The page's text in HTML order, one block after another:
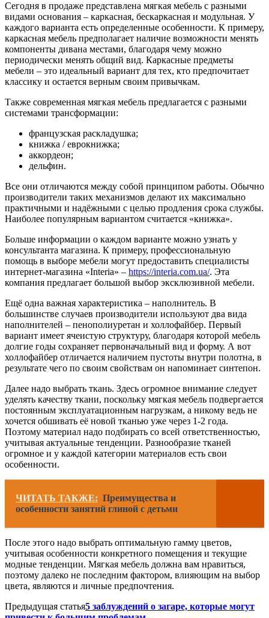
Сегодня в продаже представлена мягкая мебель с разными
видами основания – каркасная, бескаркасная и модульная. У
каждого варианта есть определенные особенности. К примеру,
каркасная мебель предполагает наличие возможности менять
компоненты дивана местами, благодаря чему можно
периодически менять общий вид. Каркасные предметы
мебели – это идеальный вариант для тех, кто предпочитает
классику и остается верным своим привычкам.
Также современная мягкая мебель предлагается с разными
системами трансформации:
французская раскладушка;
книжка / еврокнижка;
аккордеон;
дельфин.
Все они отличаются между собой принципом работы. Обычно
производители таких механизмов делают их максимально
практичными и надёжными с целью продления срока службы.
Наиболее популярным вариантом считается «книжка».
Больше информации о каждом варианте можно узнать у
консультанта магазина. К примеру, профессиональную
помощь в выборе мебели могут предоставить специалисты
интернет-магазина «Interia» – https://interia.com.ua/. Эта
компания предлагает большой выбор эксклюзивной мебели.
Ещё одна важная характеристика – наполнитель. В
большинстве случаев производители используют два вида
наполнителей – пенополиуретан и холлофайбер. Первый
вариант имеет ячеистую структуру, благодаря которой мебель
долгие годы сохраняет первоначальный вид и форму. А вот
холлофайбер отличается наличием пустоты внутри полотна, в
результате чего по своим свойствам он напоминает синтепон.
Далее надо выбрать ткань. Здесь огромное внимание следует
уделять качеству ткани, поскольку мягкая мебель подвергается
постоянным эксплуатационным нагрузкам, а никому ведь не
хочется обшивать её новой тканью уже через 1-2 года.
Поэтому материал надо подбирать со всей ответственностью,
учитывая актуальные тенденции. Разнообразие тканей
огромное и у каждой категории материалов есть свои
особенности.
ЧИТАТЬ ТАКЖЕ: Преимущества и
особенности занятий глиной с детьми
После этого надо выбрать оптимальную гамму цветов,
учитывая особенности конкретного помещения и текущие
модные тенденции. Мягкая мебель должна вам нравиться,
поэтому далеко не последним фактором, влияющим на выбор
цвета, являются и личные предпочтения.
Предыдущая статья5 заблуждений о загаре, которые могут